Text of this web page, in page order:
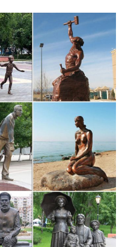
по: 9 18 27.Фигурка
Фигурка "Собака" 3.
фигурка-колокольчик…
"Собачка" –
Для Тебя
напольная с
года Собака
» Скульптуры и
2018 года! Фигурки
по России! Доставим